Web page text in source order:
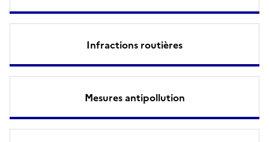
Infractions routières
Mesures antipollution